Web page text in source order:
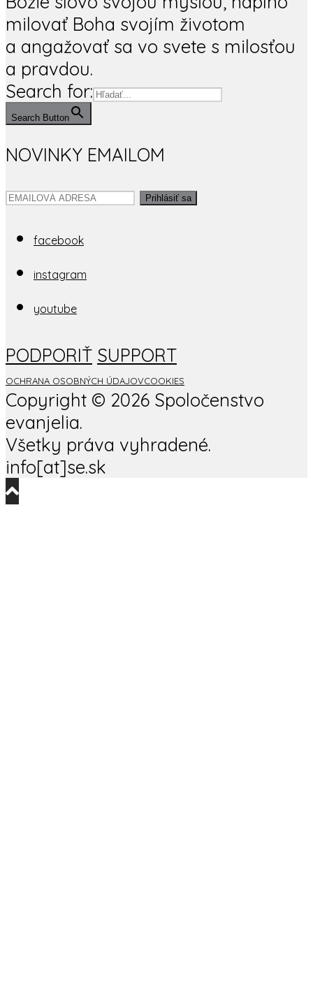
milovať Boha svojím životom
a angažovať sa vo svete s milosťou
a pravdou.
Search for:
Search Button
NOVINKY EMAILOM
Prihlásiť sa
facebook
instagram
youtube
PODPORIŤ SUPPORT
OCHRANA OSOBNÝCH ÚDAJOVCOOKIES
Copyright © 2026 Spoločenstvo
evanjelia.
Všetky práva vyhradené.
info[at]se.sk